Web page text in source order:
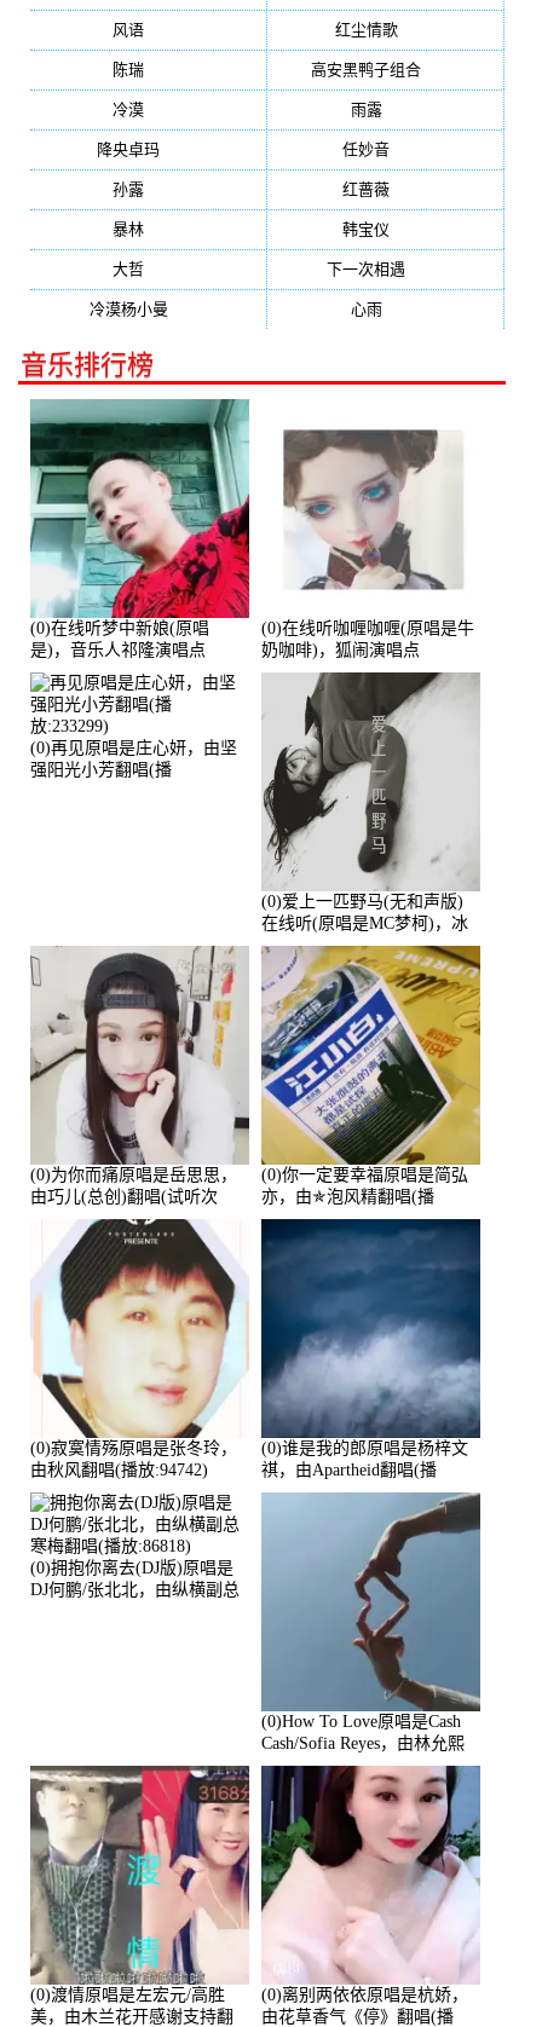
风语 红尘情歌(472)
陈瑞 高安黑鸭子组合
冷漠 雨露(350)
降央卓玛 任妙音
孙露 红蔷薇
暴林 韩宝仪
大哲 下一次相遇
冷漠杨小曼 心雨(232)
音乐排行榜
(0)在线听梦中新娘(原唱
是)，音乐人祁隆演唱点
播:2713192次
(0)在线听咖喱咖喱(原唱是牛
奶咖啡)，狐闹演唱点
播:287579次
(0)再见原唱是庄心妍，由坚
强阳光小芳翻唱(播
(0)爱上一匹野马(无和声版)
在线听(原唱是MC梦柯)，冰
鑫Asce演唱点播:178815次
(0)为你而痛原唱是岳思思，
由巧儿(总创)翻唱(试听次
数:108697)
(0)你一定要幸福原唱是简弘
亦，由✯泡风精翻唱(播
放:102381)
(0)寂寞情殇原唱是张冬玲，
由秋风翻唱(播放:94742)
(0)谁是我的郎原唱是杨梓文
祺，由Apartheid翻唱(播
放:94178)
(0)拥抱你离去(DJ版)原唱是
DJ何鹏/张北北，由纵横副总
(0)How To Love原唱是Cash
Cash/Sofia Reyes，由林允熙
翻唱(播放:84447)
(0)渡情原唱是左宏元/高胜
美，由木兰花开感谢支持翻
(0)离别两依依原唱是杭娇，
由花草香气《停》翻唱(播